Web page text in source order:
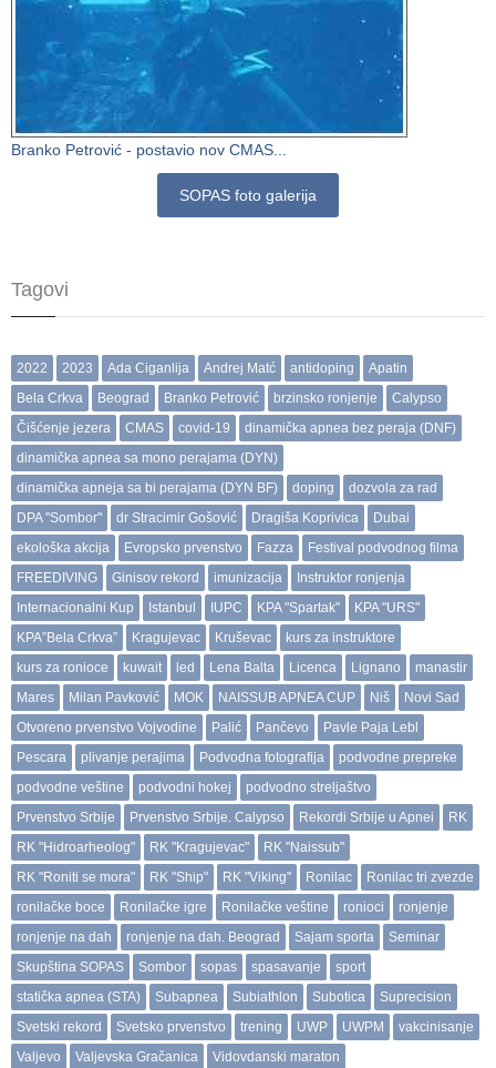
Branko Petrović - postavio nov CMAS...
SOPAS foto galerija
Tagovi
2022 2023 Ada Ciganlija Andrej Matć antidoping
Apatin
Bela Crkva
Beograd Branko Petrović brzinsko ronjenje
Calypso
Čišćenje jezera
CMAS covid-19
dinamička apnea bez peraja (DNF)
dinamička apnea sa mono perajama (DYN)
dinamička apneja sa bi perajama (DYN BF)
doping
dozvola za rad
DPA "Sombor"
dr Stracimir Gošović Dragiša Koprivica
Dubai
ekološka akcija
Evropsko prvenstvo Fazza
Festival podvodnog filma
FREEDIVING
Ginisov rekord imunizacija
Instruktor ronjenja
Internacionalni Kup
Istanbul IUPC KPA "Spartak"
KPA "URS"
KPA”Bela Crkva”
Kragujevac Kruševac
kurs za instruktore
kurs za ronioce
kuwait led Lena Balta Licenca Lignano
manastir
Mares
Milan Pavković MOK NAISSUB APNEA CUP Niš
Novi Sad
Otvoreno prvenstvo Vojvodine
Palić Pančevo
Pavle Paja Lebl
Pescara
plivanje perajima Podvodna fotografija
podvodne prepreke
podvodne veštine
podvodni hokej
podvodno streljaštvo
Prvenstvo Srbije
Prvenstvo Srbije. Calypso Rekordi Srbije u Apnei
RK
RK "Hidroarheolog"
RK "Kragujevac"
RK "Naissub"
RK "Roniti se mora"
RK "Ship" RK "Viking" Ronilac
Ronilac tri zvezde
ronilačke boce
Ronilačke igre Ronilačke veštine ronioci
ronjenje
ronjenje na dah
ronjenje na dah. Beograd Sajam sporta
Seminar
Skupština SOPAS
Sombor sopas spasavanje
sport
statička apnea (STA)
Subapnea Subiathlon Subotica
Suprecision
Svetski rekord
Svetsko prvenstvo trening UWP UWPM
vakcinisanje
Valjevo
Valjevska Gračanica
Vidovdanski maraton